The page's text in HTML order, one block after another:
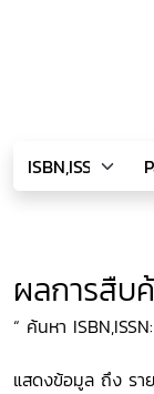
ผลการสืบ
“ ค้นหา
แสดงข้อมูล ถึง รา